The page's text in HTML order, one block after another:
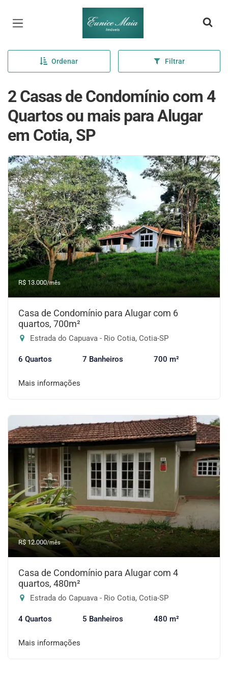
Página inicial
Ordenar Filtrar
2 Casas de Condomínio com 4
Quartos ou mais para Alugar
em Cotia, SP
R$ 13.000/mês
Casa de Condomínio para Alugar com 6
quartos, 700m²
Estrada do Capuava - Rio Cotia, Cotia-SP
6 Quartos 7 Banheiros 700 m²
Mais informações
R$ 12.000/mês
Casa de Condomínio para Alugar com 4
quartos, 480m²
Estrada do Capuava - Rio Cotia, Cotia-SP
4 Quartos 5 Banheiros 480 m²
Mais informações